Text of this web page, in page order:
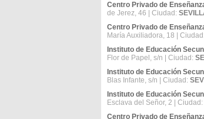
Centro Privado de
de Jerez, 46 | Ciudad:
Centro Privado de
María Auxiliadora, 18 | Ciudad:
Instituto de Educación
Flor de Papel, s/n | Ciudad:
Instituto de Educación
Blas Infante, s/n | Ciudad:
Instituto de Educación
Esclava del Señor, 2 | Ciudad:
Centro Privado de